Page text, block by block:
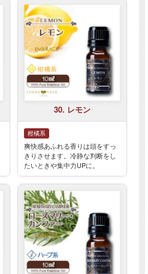
30. レモン
柑橘系
爽快感あふれる香りは頭をすっ
きりさせます。冷静な判断をし
たいときや集中力UPに。